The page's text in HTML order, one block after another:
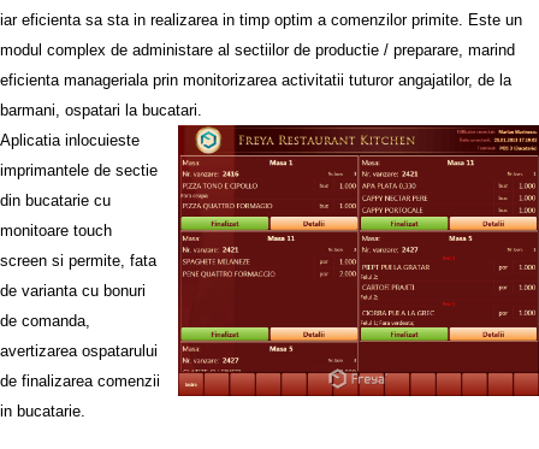
iar eficienta sa sta in realizarea in timp optim a comenzilor primite. Este un
modul complex de administare al sectiilor de productie / preparare, marind
eficienta manageriala prin monitorizarea activitatii tuturor angajatilor, de la
barmani, ospatari la bucatari.
Aplicatia inlocuieste
imprimantele de sectie
din bucatarie cu
monitoare touch
screen si permite, fata
de varianta cu bonuri
de comanda,
avertizarea ospatarului
de finalizarea comenzii
in bucatarie.